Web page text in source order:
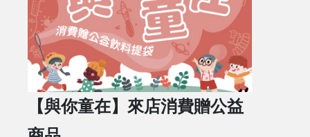
【與你童在】來店消費贈公益